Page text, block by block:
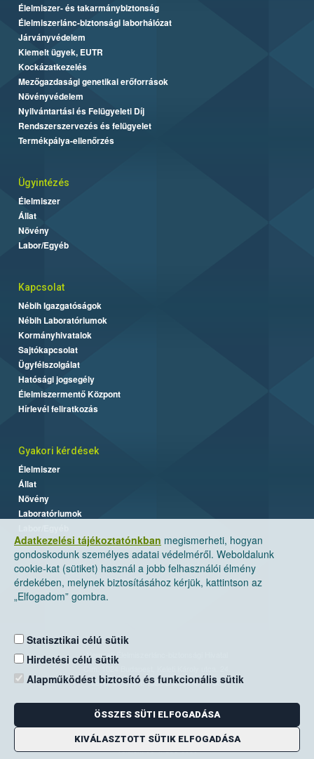
Adatkezelési tájékoztatónkban megismerheti, hogyan
gondoskodunk személyes adatai védelméről. Weboldalunk
cookie-kat (sütiket) használ a jobb felhasználói élmény
érdekében, melynek biztosításához kérjük, kattintson az
„Elfogadom” gombra.
Statisztikai célú sütik
Hirdetési célú sütik
Alapműködést biztosító és funkcionális sütik
ÖSSZES SÜTI ELFOGADÁSA
KIVÁLASZTOTT SÜTIK ELFOGADÁSA
Élelmiszer- és takarmánybiztonság
Élelmiszerlánc-biztonsági laborhálózat
Járványvédelem
Kiemelt ügyek, EUTR
Kockázatkezelés
Mezőgazdasági genetikai erőforrások
Növényvédelem
Nyilvántartási és Felügyeleti Díj
Rendszerszervezés és felügyelet
Termékpálya-ellenőrzés
Ügyintézés
Élelmiszer
Állat
Növény
Labor/Egyéb
Kapcsolat
Nébih Igazgatóságok
Nébih Laboratóriumok
Kormányhivatalok
Sajtókapcsolat
Ügyfélszolgálat
Hatósági jogsegély
Élelmiszermentő Központ
Hírlevél feliratkozás
Gyakori kérdések
Élelmiszer
Állat
Növény
Laboratóriumok
Nemzeti Élelmiszerlánc-biztonsági Hivatal
Levelezési cím: 1525 Budapest. Pf. 30.
E-mail:ugyfelszolgalat@nebih.gov.hu
Zöld szám: 06-80/263-244
Telefon: 06-1/ 336-9000